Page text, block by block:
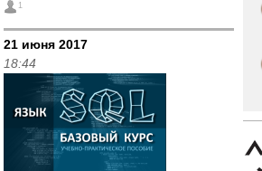
1
21 июня 2017
18:44